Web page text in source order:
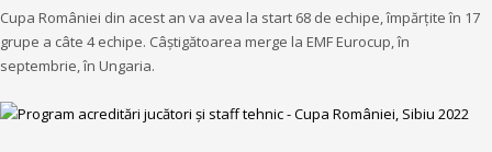
Cupa României din acest an va avea la start 68 de echipe, împărțite în 17
grupe a câte 4 echipe. Câștigătoarea merge la EMF Eurocup, în
septembrie, în Ungaria.